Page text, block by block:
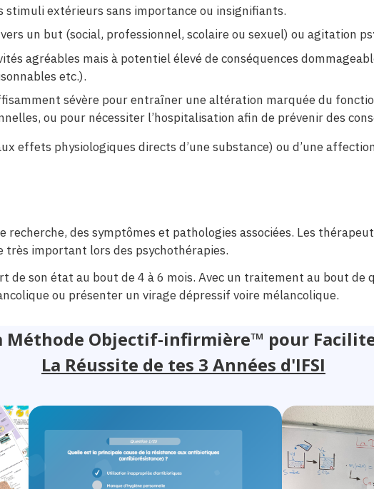
extérieurs sans importance ou insignifiants.
un but (social, professionnel, scolaire ou sexuel) ou agitation
agréables mais à potentiel élevé de conséquences
etc.).
sévère pour entraîner une altération marquée du
ou pour nécessiter l’hospitalisation afin de prévenir des
effets physiologiques directs d’une substance) ou d’une
recherche, des symptômes et pathologies associées. Les
important lors des psychothérapies.
de son état au bout de 4 à 6 mois. Avec un traitement au bout de
ou présenter un virage dépressif voire mélancolique.
Méthode Objectif-infirmière™ pour
La Réussite de tes 3 Années d'IFSI